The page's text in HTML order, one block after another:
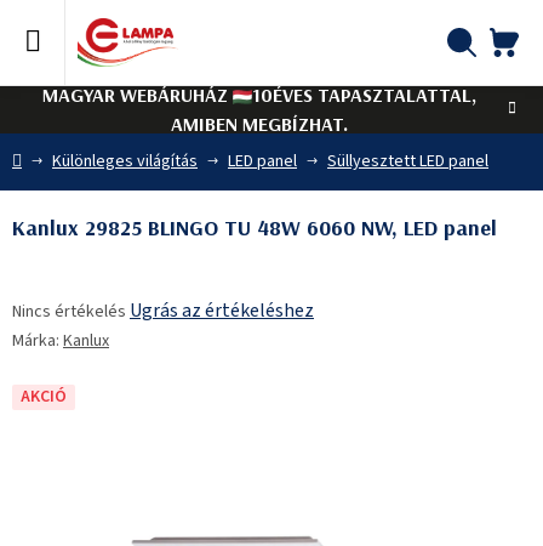
tartalomhoz
MAGYAR WEBÁRUHÁZ
10ÉVES TAPASZTALATTAL,
AMIBEN MEGBÍZHAT.
Kezdőlap
Különleges világítás LED panel Süllyesztett LED panel
Kanlux 29825 BLINGO TU 48W 6060 NW, LED panel
termék
átlagos
5-
Nincs értékelés Ugrás az értékeléshez
Márka: Kanlux
AKCIÓ